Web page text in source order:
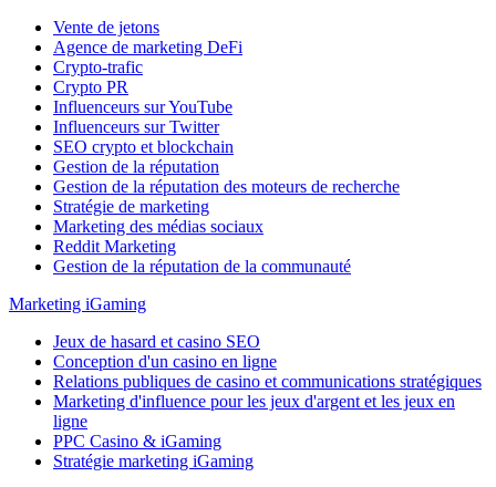
Vente de jetons
Agence de marketing DeFi
Crypto-trafic
Crypto PR
Influenceurs sur YouTube
Influenceurs sur Twitter
SEO crypto et blockchain
Gestion de la réputation
Gestion de la réputation des moteurs de recherche
Stratégie de marketing
Marketing des médias sociaux
Reddit Marketing
Gestion de la réputation de la communauté
Marketing iGaming
Jeux de hasard et casino SEO
Conception d'un casino en ligne
Relations publiques de casino et communications stratégiques
Marketing d'influence pour les jeux d'argent et les jeux en
ligne
PPC Casino & iGaming
Stratégie marketing iGaming